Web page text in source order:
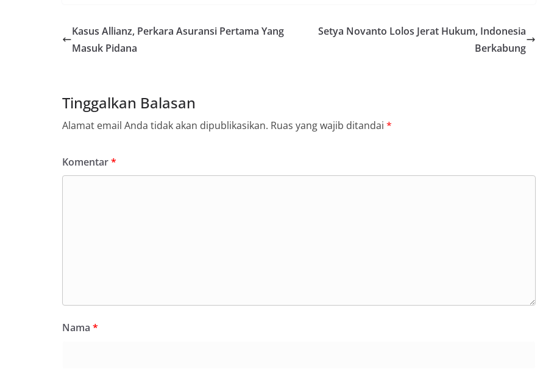
Kasus Allianz, Perkara Asuransi Pertama Yang
Masuk Pidana
Setya Novanto Lolos Jerat Hukum, Indonesia
Berkabung
Tinggalkan Balasan
Alamat email Anda tidak akan dipublikasikan. Ruas yang wajib ditandai *
Komentar*
Nama *